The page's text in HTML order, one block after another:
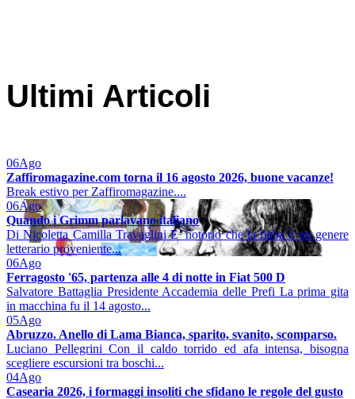
Ultimi Articoli
06Ago
Zaffiromagazine.com torna il 16 agosto 2026, buone vacanze!
Break estivo per Zaffiromagazine....
06Ago
Quando i Grimm parlavano italiano
Di Nicoletta Camilla Travaglini E’ notorio che la fiaba è un genere
letterario proveniente...
06Ago
Ferragosto '65, partenza alle 4 di notte in Fiat 500 D
Salvatore Battaglia Presidente Accademia delle Prefi La prima gita
in macchina fu il 14 agosto...
05Ago
Abruzzo. Anello di Lama Bianca, sparito, svanito, scomparso.
Luciano Pellegrini Con il caldo torrido ed afa intensa, bisogna
scegliere escursioni tra boschi...
04Ago
Casearia 2026, i formaggi insoliti che sfidano le regole del gusto